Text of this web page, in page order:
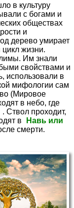
в культуру
с богами и
обществах
и
дерево умирает
жизни.
Им знали
свойствами и
использовали в
мифологии сам
(Мировое
в небо, где
. Ствол проходит,
в
Навь или
смерти.